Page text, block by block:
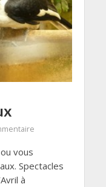
vous
Spectacles
à